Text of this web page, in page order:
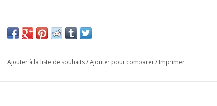
Ajouter à la liste de souhaits/Ajouter pour comparer/ Imprimer